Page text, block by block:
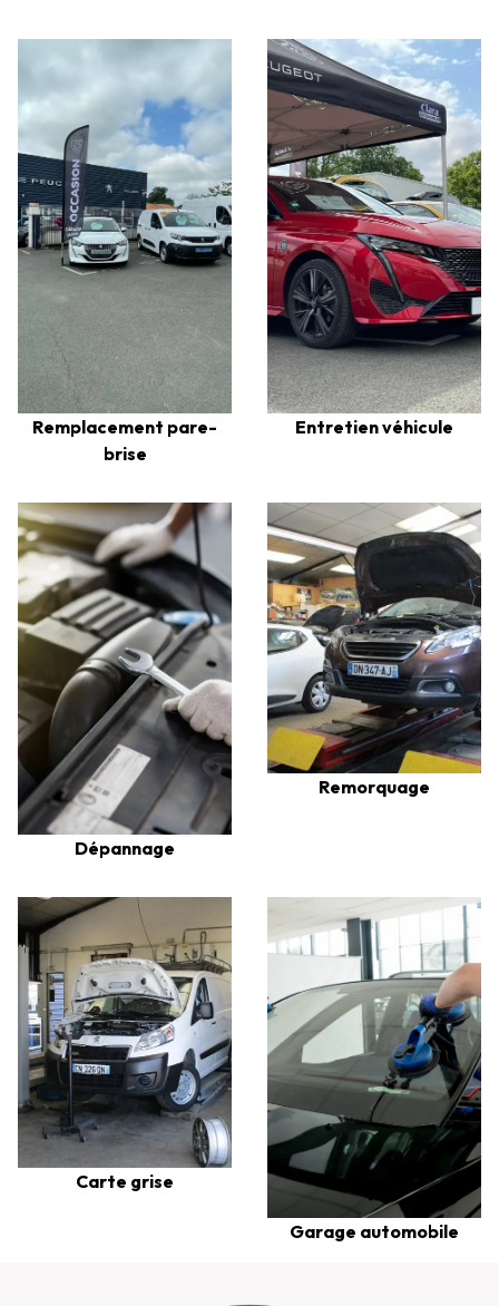
Remplacement pare-
brise
Entretien véhicule
Dépannage
Remorquage
Carte grise
Garage automobile